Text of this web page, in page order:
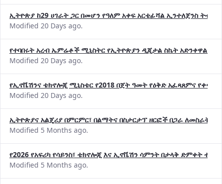
ኢትዮጵያ ከ29 ሀገራት ጋር በመሆን የዓለም አቀፍ አርቴፊሻል ኢንተለጀንስ
Modified 20 Days ago.
የተባበሩት አረብ ኤምሬቶች ሚኒስትር የኢትዮጵያን ዲጂታል ስኬት አድንቀዋል
Modified 20 Days ago.
የኢኖቬሽንና ቴክኖሎጂ ሚኒስቴር የ2018 በጀት ዓመት የዕቅድ አፈጻጸምና
Modified 20 Days ago.
ኢትዮጵያና አልጄሪያ በምርምር፣ በልማትና በስታርታፕ ዘርፎች በጋራ ለመስራት
Modified 5 Months ago.
የ2026 የአፍሪካ የሳይንስ፣ ቴክኖሎጂ እና ኢኖቬሽን ሳምንት በታላቅ ድምቀት
Modified 5 Months ago.